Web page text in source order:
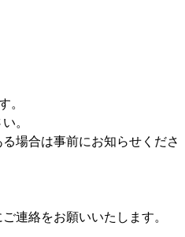
。
。
場合は事前にお知らせくださ
連絡をお願いいたします。